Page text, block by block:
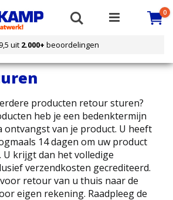
0
uit 2.000+ beoordelingen
producten retour sturen?
heb je een bedenktermijn
ontvangst van je product. U heeft
14 dagen om uw product
krijgt dan het volledige
verzendkosten gecrediteerd.
retour van u thuis naar de
eigen rekening. Raadpleeg de